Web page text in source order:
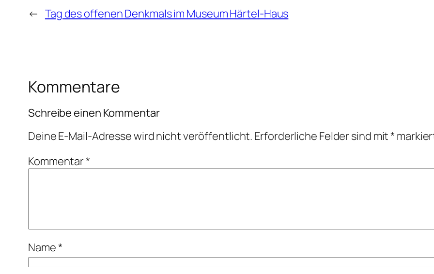
← Tag des offenen Denkmals im Museum Härtel-Haus
Kommentare
Schreibe einen Kommentar
Deine E-Mail-Adresse wird nicht veröffentlicht. Erforderliche Felder sind mit*
Kommentar*
Name*